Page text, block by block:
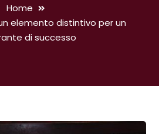
Home
elemento distintivo per un
di successo